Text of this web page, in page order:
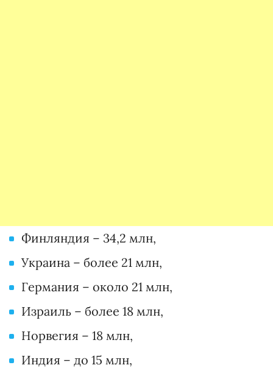
Финляндия – 34,2 млн,
Украина – более 21 млн,
Германия – около 21 млн,
Израиль – более 18 млн,
Норвегия – 18 млн,
Индия – до 15 млн,